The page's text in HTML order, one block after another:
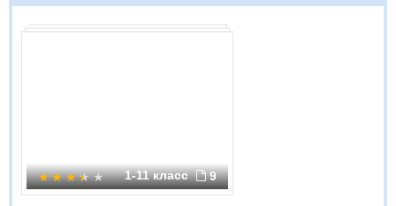
1-11 класс 9